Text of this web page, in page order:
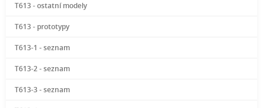
T613 - ostatní modely
T613 - prototypy
T613-1 - seznam
T613-2 - seznam
T613-3 - seznam